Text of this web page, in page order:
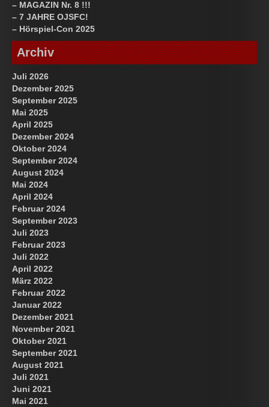
– MAGAZIN Nr. 8 !!!
– 7 JAHRE OJSFC!
– Hörspiel-Con 2025
Archiv
Juli 2026
Dezember 2025
September 2025
Mai 2025
April 2025
Dezember 2024
Oktober 2024
September 2024
August 2024
Mai 2024
April 2024
Februar 2024
September 2023
Juli 2023
Februar 2023
Juli 2022
April 2022
März 2022
Februar 2022
Januar 2022
Dezember 2021
November 2021
Oktober 2021
September 2021
August 2021
Juli 2021
Juni 2021
Mai 2021